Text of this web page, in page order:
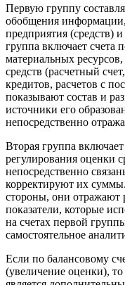
Первую группу
обобщения
предприятия (средств)
группа включает счета
материальных
средств (расчетный
кредитов, расчетов с
показывают состав и
источники его
непосредственно
Вторая группа
регулирования оценки
непосредственно
корректируют их
стороны, они отражают
показатели, которые
на счетах первой
самостоятельное
Если по балансовому
(увеличение оценки),